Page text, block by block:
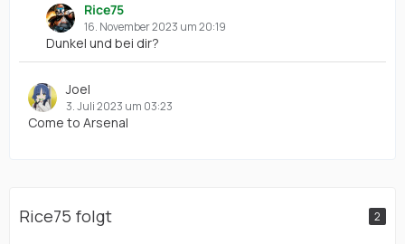
Rice75
16. November 2023 um 20:19
Dunkel und bei dir?
Joel
3. Juli 2023 um 03:23
Come to Arsenal
Rice75 folgt 2